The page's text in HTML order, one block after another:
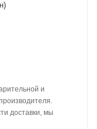
и
доставки, мы